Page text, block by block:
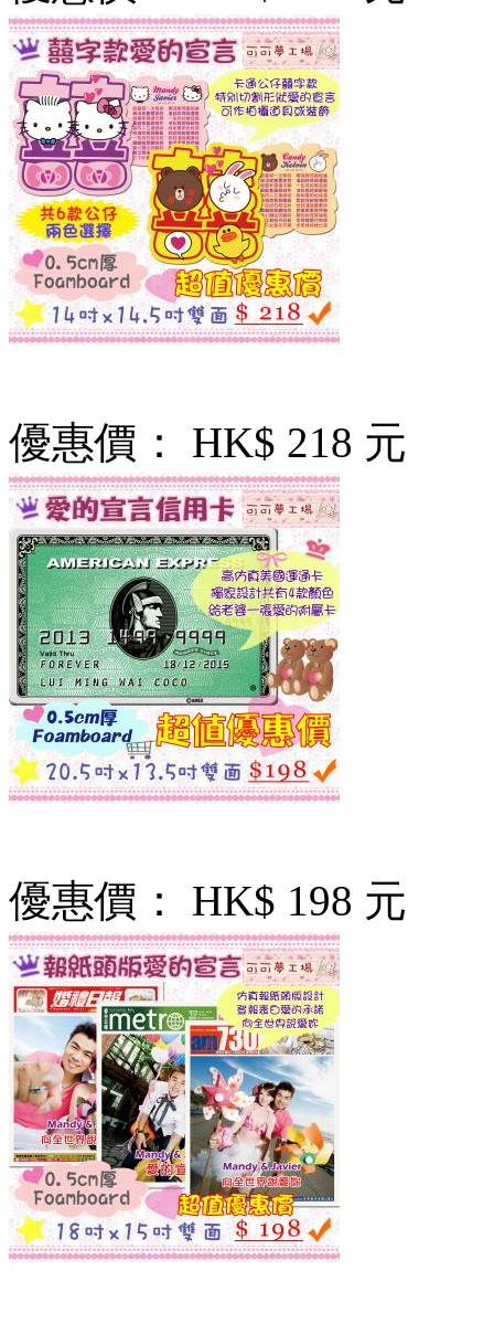
優惠價： HK$ 218 元
優惠價： HK$ 198 元